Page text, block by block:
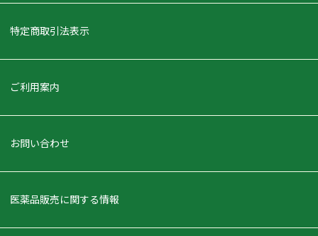
特定商取引法表示
ご利用案内
お問い合わせ
医薬品販売に関する情報